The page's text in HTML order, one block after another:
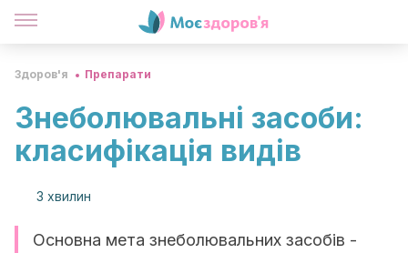
Здоров'я Препарати
Знеболювальні засоби:
класифікація видів
3 хвилин
Основна мета знеболювальних засобів -